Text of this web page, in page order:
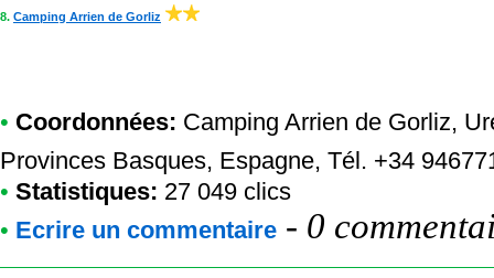
8. Camping Arrien de Gorliz
• Coordonnées: Camping Arrien de Gorliz,
Provinces Basques, Espagne, Tél. +34
• Statistiques: 27 049 clics
• Ecrire un commentaire - 0